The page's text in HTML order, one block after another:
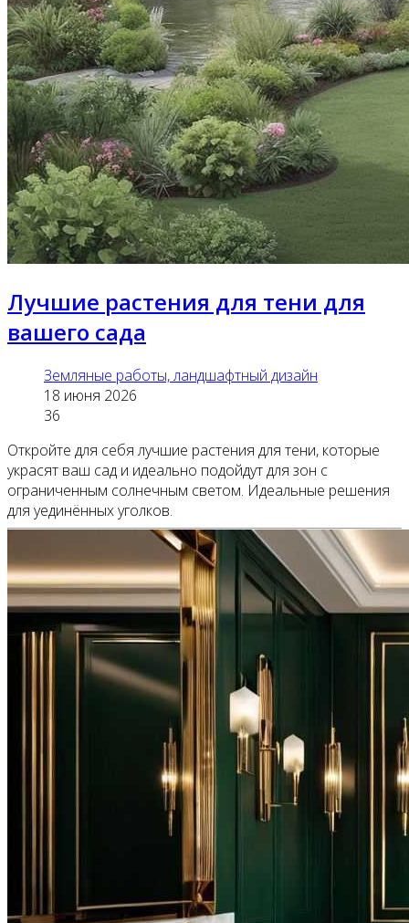
Лучшие растения для тени для
вашего сада
Земляные работы, ландшафтный дизайн
18 июня 2026
36
Откройте для себя лучшие растения для тени, которые
украсят ваш сад и идеально подойдут для зон с
ограниченным солнечным светом. Идеальные решения
для уединённых уголков.